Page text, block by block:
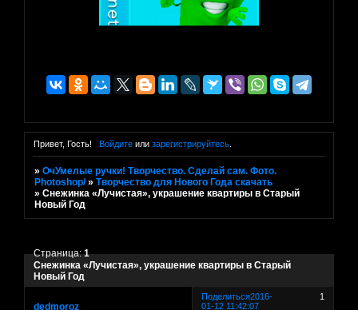
Привет, Гость! Войдитеили зарегистрируйтесь.
»ОчУмелые ручки! Творчество. Сделай сам. Фото.
Photoshop/ »Творчество для Нового Года скачать
»Снежинка «Лучистая», украшение квартиры в Старый
Новый Год
Снежинка «Лучистая», украшение квартиры в Старый
Новый Год
Страница:1
Поделиться 1
2016-
01-12 11:42:07
dedmoroz